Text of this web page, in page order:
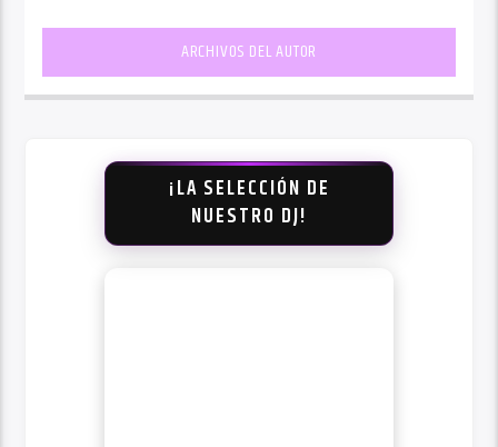
ARCHIVOS DEL AUTOR
¡LA SELECCIÓN DE
NUESTRO DJ!